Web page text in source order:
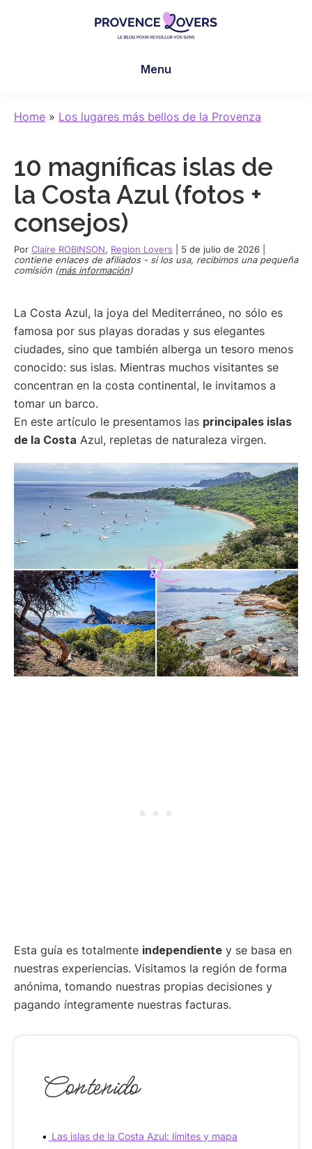
en
Le
blog
de
Claire
et
Manu
Menu
Home » Los lugares más bellos de la Provenza
10 magníficas islas de
la Costa Azul (fotos +
consejos)
Por Claire ROBINSON, Region Lovers 5 de julio de 2026
contiene enlaces de afiliados - si los usa, recibimos una pequeña
comisión (más información)
La Costa Azul, la joya del Mediterráneo, no sólo es
famosa por sus playas doradas y sus elegantes
ciudades, sino que también alberga un tesoro menos
conocido: sus islas. Mientras muchos visitantes se
concentran en la costa continental, le invitamos a
tomar un barco.
En este artículo le presentamos las principales islas
de la Costa Azul, repletas de naturaleza virgen.
Esta guía es totalmente independiente y se basa en
nuestras experiencias. Visitamos la región de forma
anónima, tomando nuestras propias decisiones y
pagando íntegramente nuestras facturas.
Contenido
Las islas de la Costa Azul: límites y mapa